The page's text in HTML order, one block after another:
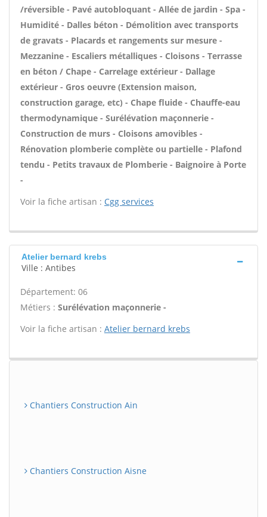
/réversible - Pavé autobloquant - Allée de jardin - Spa -
Humidité - Dalles béton - Démolition avec transports
de gravats - Placards et rangements sur mesure -
Mezzanine - Escaliers métalliques - Cloisons - Terrasse
en béton / Chape - Carrelage extérieur - Dallage
extérieur - Gros oeuvre (Extension maison,
construction garage, etc) - Chape fluide - Chauffe-eau
thermodynamique - Surélévation maçonnerie -
Construction de murs - Cloisons amovibles -
Rénovation plomberie complète ou partielle - Plafond
tendu - Petits travaux de Plomberie - Baignoire à Porte
-
Voir la fiche artisan : Cgg services
Atelier bernard krebs
Ville : Antibes
Département: 06
Métiers : Surélévation maçonnerie -
Voir la fiche artisan : Atelier bernard krebs
Chantiers Construction Ain
Chantiers Construction Aisne